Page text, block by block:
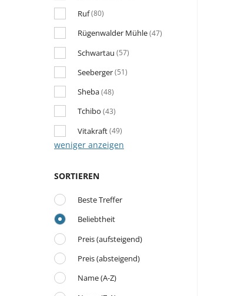
Ruf(80)
Rügenwalder Mühle(47)
Schwartau (57)
Seeberger(51)
Sheba(48)
Tchibo (43)
Vitakraft(49)
weniger anzeigen
SORTIEREN
Beste Treffer
Beliebtheit
Preis (aufsteigend)
Preis (absteigend)
Name (A-Z)